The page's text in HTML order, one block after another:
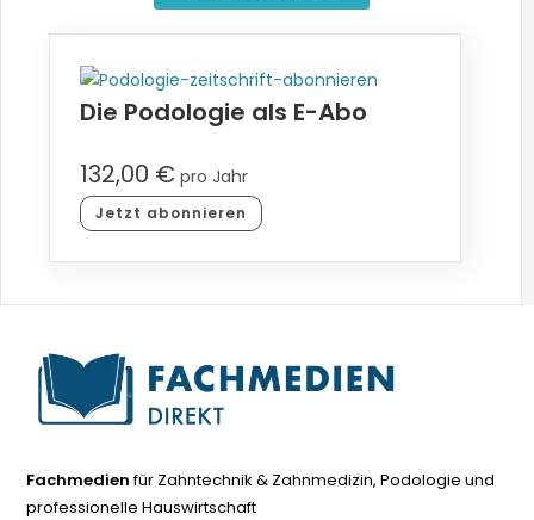
Die Podologie als E-Abo
132,00 € pro Jahr
Jetzt abonnieren
Fachmedienfür Zahntechnik & Zahnmedizin, Podologie und
professionelle Hauswirtschaft